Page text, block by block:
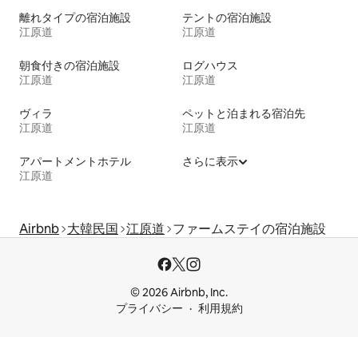
離れタイプの宿泊施設
江原道
テントの宿泊施設
江原道
朝食付きの宿泊施設
江原道
ログハウス
江原道
ヴィラ
江原道
ペットと泊まれる宿泊先
江原道
アパートメントホテル
江原道
さらに表示
Airbnb 大韓民国 江原道 ファームステイの宿泊施設
© 2026 Airbnb, Inc.
プライバシー
利用規約